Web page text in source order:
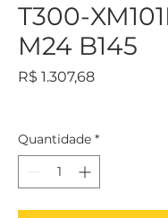
T300-
M24 B145
R$ 1.307,68Preço
Quantidade *